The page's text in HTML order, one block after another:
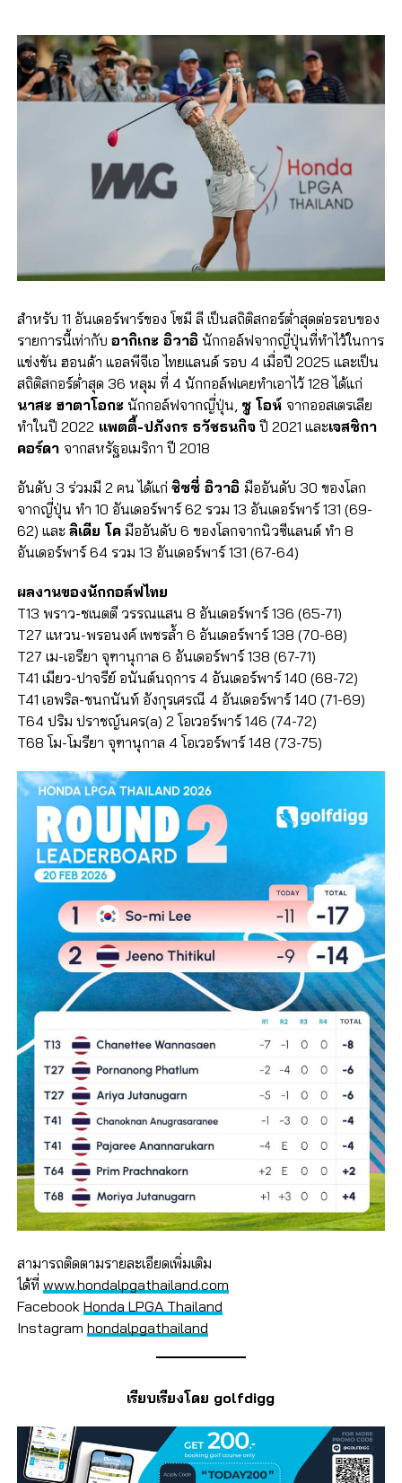
สำหรับ 11 อันเดอร์พาร์ของ โซมี ลี เป็นสถิติสกอร์ต่ำสุดต่อรอบของ
รายการนี้เท่ากับ อากิเกะ อิวาอิ นักกอล์ฟจากญี่ปุ่นที่ทำไว้ในการ
แข่งขัน ฮอนด้า แอลพีจีเอ ไทยแลนด์ รอบ 4 เมื่อปี 2025 และเป็น
สถิติสกอร์ต่ำสุด 36 หลุม ที่ 4 นักกอล์ฟเคยทำเอาไว้ 128 ได้แก่
นาสะ ฮาตาโอกะนักกอล์ฟจากญี่ปุ่น, ซู โอห์ จากออสเตรเลีย
ทำในปี 2022 แพตตี้-ปภังกร ธวัชธนกิจปี 2021 และเจสซิกา
คอร์ดา จากสหรัฐอเมริกา ปี 2018
อันดับ 3 ร่วมมี 2 คน ได้แก่ ชิซซี่ อิวาอิ มืออันดับ 30 ของโลก
จากญี่ปุ่น ทำ 10 อันเดอร์พาร์ 62 รวม 13 อันเดอร์พาร์ 131 (69-
62) และ ลิเดีย โคมืออันดับ 6 ของโลกจากนิวซีแลนด์ ทำ 8
อันเดอร์พาร์ 64 รวม 13 อันเดอร์พาร์ 131 (67-64)
ผลงานของนักกอล์ฟไทย
T13 พราว-ชเนตตี วรรณแสน 8 อันเดอร์พาร์ 136 (65-71)
T27 แหวน-พรอนงค์ เพชรล้ำ 6 อันเดอร์พาร์ 138 (70-68)
T27 เม-เอรียา จุฑานุกาล 6 อันเดอร์พาร์ 138 (67-71)
T41 เมียว-ปาจรีย์ อนันต์นฤการ 4 อันเดอร์พาร์ 140 (68-72)
T41 เอพริล-ชนกนันท์ อังกุรเศรณี 4 อันเดอร์พาร์ 140 (71-69)
T64 ปริม ปราชญ์นคร(a) 2 โอเวอร์พาร์ 146 (74-72)
T68 โม-โมรียา จุฑานุกาล 4 โอเวอร์พาร์ 148 (73-75)
สามารถติดตามรายละเอียดเพิ่มเติม
ได้ที่ www.hondalpgathailand.com
Facebook Honda LPGA Thailand
Instagram hondalpgathailand
เรียบเรียงโดย golfdigg